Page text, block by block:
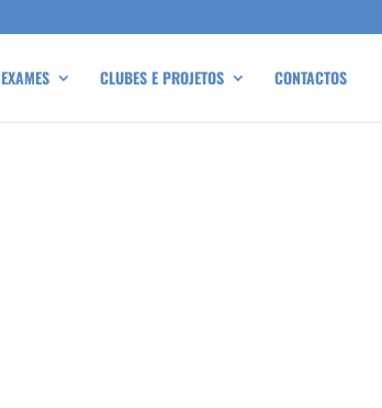
EXAMES CLUBES E PROJETOS CONTACTOS